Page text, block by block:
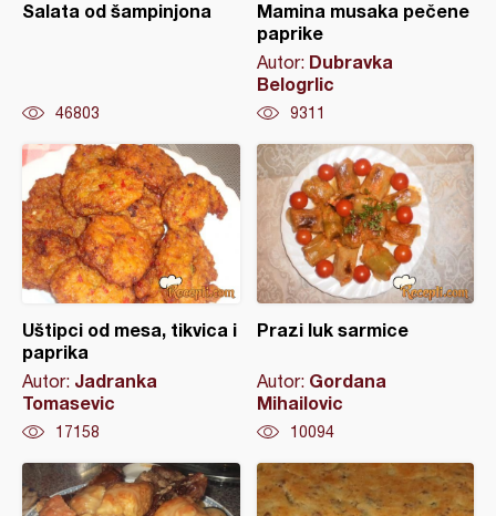
Salata od šampinjona
46803
Mamina musaka pečene
paprike
Autor: Dubravka
Belogrlic
9311
Uštipci od mesa, tikvica i
paprika
Autor: Jadranka
Tomasevic
17158
Prazi luk sarmice
Autor: Gordana
Mihailovic
10094